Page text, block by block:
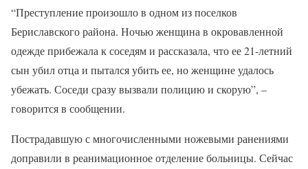
“Преступление произошло в одном из поселков
Бериславского района. Ночью женщина в окровавленной
одежде прибежала к соседям и рассказала, что ее 21-летний
сын убил отца и пытался убить ее, но женщине удалось
убежать. Соседи сразу вызвали полицию и скорую”, –
говорится в сообщении.
Пострадавшую с многочисленными ножевыми ранениями
доправили в реанимационное отделение больницы. Сейчас